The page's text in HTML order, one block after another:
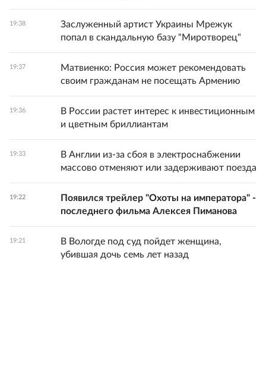
19:38
Заслуженный артист Украины Мрежук
попал в скандальную базу "Миротворец"
19:37
Матвиенко: Россия может рекомендовать
своим гражданам не посещать Армению
19:36
В России растет интерес к инвестиционным
и цветным бриллиантам
19:33
В Англии из-за сбоя в электроснабжении
массово отменяют или задерживают поезда
19:22
Появился трейлер "Охоты на императора" -
последнего фильма Алексея Пиманова
19:21
В Вологде под суд пойдет женщина,
убившая дочь семь лет назад